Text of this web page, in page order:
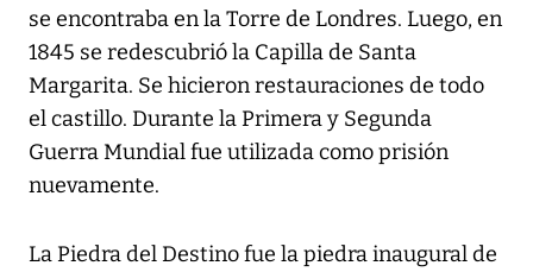
se encontraba en la Torre de Londres. Luego, en
1845 se redescubrió la Capilla de Santa
Margarita. Se hicieron restauraciones de todo
el castillo. Durante la Primera y Segunda
Guerra Mundial fue utilizada como prisión
nuevamente.
La Piedra del Destino fue la piedra inaugural de